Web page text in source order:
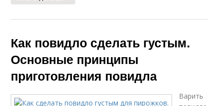
Как повидло сделать густым.
Основные принципы
приготовления повидла
Варить